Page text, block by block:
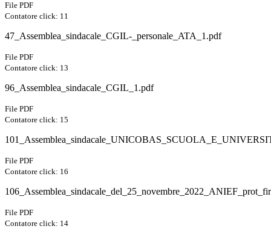
File PDF
Contatore click: 11
47_Assemblea_sindacale_CGIL-_personale_ATA_1.pdf
File PDF
Contatore click: 13
96_Assemblea_sindacale_CGIL_1.pdf
File PDF
Contatore click: 15
File PDF
Contatore click: 16
File PDF
Contatore click: 14